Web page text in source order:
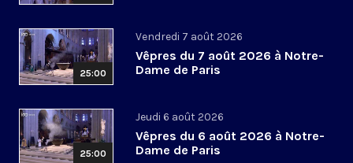
25:00
Vendredi 7 août 2026
Vêpres du 7 août 2026 à Notre-
Dame de Paris
25:00
Jeudi 6 août 2026
Vêpres du 6 août 2026 à Notre-
Dame de Paris